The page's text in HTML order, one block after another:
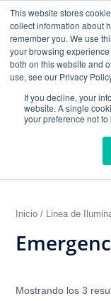
This website stores
collect information about
remember you. We use
your browsing
both on this website and
use, see our Privacy
If you decline, your
website. A single
your preference not to
contenido
h
a
t
s
a
p
3103229640PBX:+
Inicio/ Linea de
Mostrando los 3